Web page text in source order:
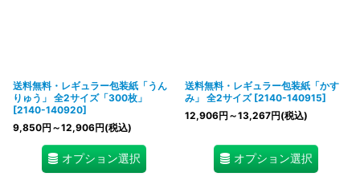
送料無料・レギュラー包装紙「うん
りゅう」 全2サイズ「300枚」
[2140-140920]
9,850円 ～12,906円(税込)
オプション選択
送料無料・レギュラー包装紙「かす
み」 全2サイズ [2140-140915]
12,906円 ～13,267円(税込)
オプション選択